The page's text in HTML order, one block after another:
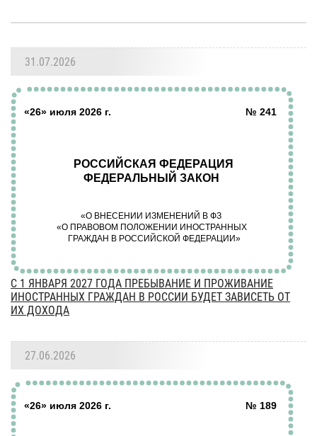
31.07.2026
С 1 ЯНВАРЯ 2027 ГОДА ПРЕБЫВАНИЕ И ПРОЖИВАНИЕ
ИНОСТРАННЫХ ГРАЖДАН В РОССИИ БУДЕТ ЗАВИСЕТЬ ОТ
ИХ ДОХОДА
27.06.2026